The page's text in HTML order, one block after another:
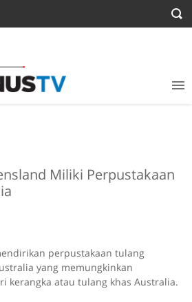
Miliki Perpustakaan
perpustakaan tulang
yang memungkinkan
kerangka atau tulang khas Australia.